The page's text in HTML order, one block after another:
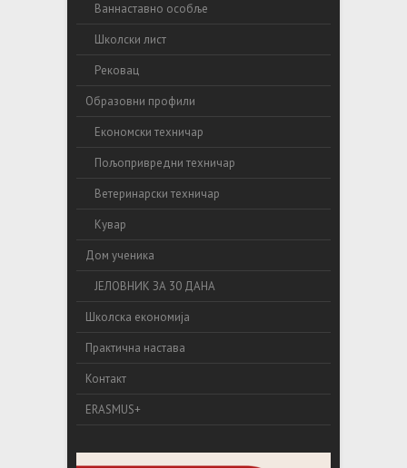
Ваннаставно особље
Школски лист
Рековац
Образовни профили
Економски техничар
Пољопривредни техничар
Ветеринарски техничар
Кувар
Дом ученика
ЈЕЛОВНИК ЗА 30 ДАНА
Школска економија
Практична настава
Контакт
ERASMUS+